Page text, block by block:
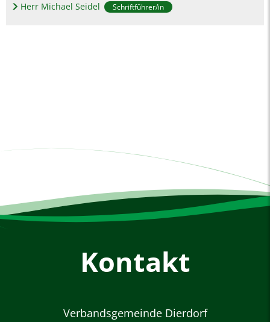
Herr Michael Seidel Schriftführer/in
Kontakt
Verbandsgemeinde Dierdorf